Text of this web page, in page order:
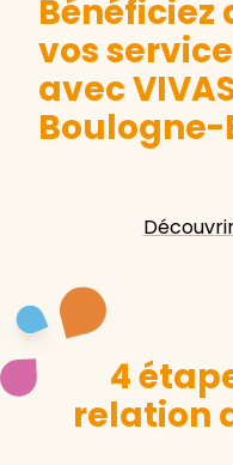
Bénéficiez
vos
avec
4
relation